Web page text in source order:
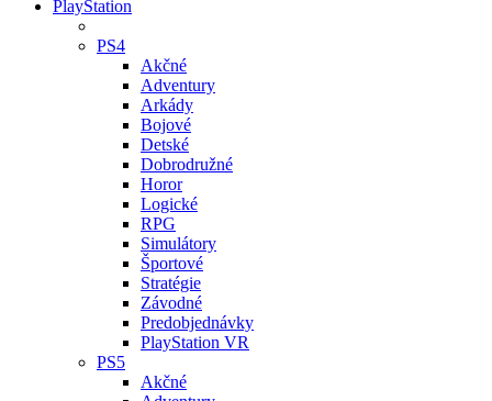
PlayStation
PS4
Akčné
Adventury
Arkády
Bojové
Detské
Dobrodružné
Horor
Logické
RPG
Simulátory
Športové
Stratégie
Závodné
Predobjednávky
PlayStation VR
PS5
Akčné